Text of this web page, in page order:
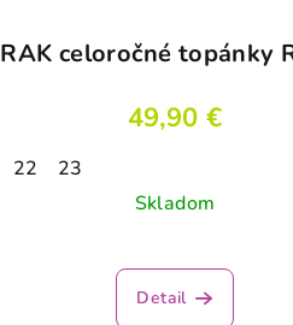
RAK celoročné topánky
49,90 €
22
23
Skladom
Detail